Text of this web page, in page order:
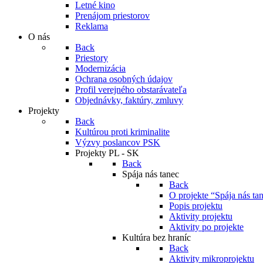
Letné kino
Prenájom priestorov
Reklama
O nás
Back
Priestory
Modernizácia
Ochrana osobných údajov
Profil verejného obstarávateľa
Objednávky, faktúry, zmluvy
Projekty
Back
Kultúrou proti kriminalite
Výzvy poslancov PSK
Projekty PL - SK
Back
Spája nás tanec
Back
O projekte “Spája nás
Popis projektu
Aktivity projektu
Aktivity po projekte
Kultúra bez hraníc
Back
Aktivity mikroprojektu